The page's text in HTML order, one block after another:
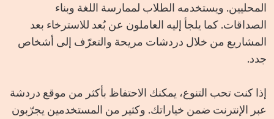
المحليين. ويستخدمه الطلاب لممارسة اللغة وبناء
الصداقات. كما يلجأ إليه العاملون عن بُعد للاسترخاء بعد
المشاريع من خلال دردشات مريحة والتعرّف إلى أشخاص
جدد.
إذا كنت تحب التنوع، يمكنك الاحتفاظ بأكثر من موقع دردشة
عبر الإنترنت ضمن خياراتك. وكثير من المستخدمين يجرّبون